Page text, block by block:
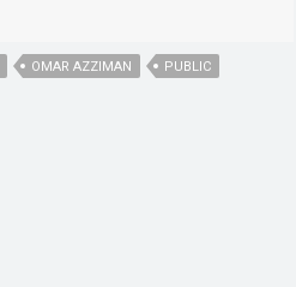
OMAR AZZIMAN PUBLIC